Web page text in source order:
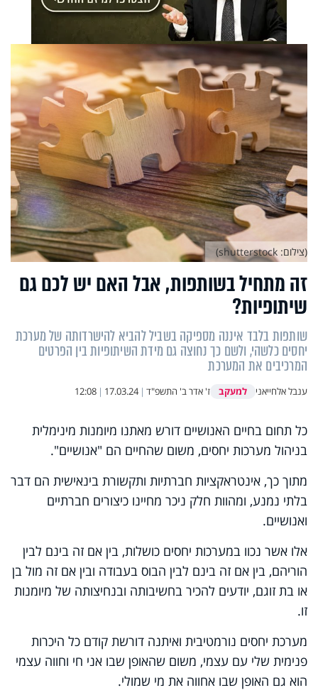
זה מתחיל בשותפות, אבל האם יש לכם גם
שיתופיות?
שותפות בלבד איננה מספיקה בשביל להביא להישרדותה של מערכת
יחסים כלשהי, ולשם כך נחוצה גם מידת השיתופיות בין הפרטים
המרכיבים את המערכת
ענבל אלחייאני למעקב ז' אדר ב' התשפ"ד |
17.03.24
|
12:08
(צילום: shutterstock)
כל תחום בחיים האנושיים דורש מאתנו מיומנות מינימלית
בניהול מערכות יחסים, משום שהחיים הם "אנושיים".
מתוך כך, אינטראקציות חברתיות ותקשורת בינאישית הם דבר
בלתי נמנע, ומהוות חלק ניכר מחיינו כיצורים חברתיים
ואנושיים.
אלו אשר נכוו במערכות יחסים כושלות, בין אם זה בינם לבין
הוריהם, בין אם זה בינם לבין הבוס בעבודה ובין אם זה מול בן
או בת זוגם, יודעים להכיר בחשיבותה ובנחיצותה של מיומנות
זו.
מערכת יחסים נורמטיבית ואיתנה דורשת קודם כל היכרות
פנימית שלי עם עצמי, משום שהאופן שבו אני חי וחווה עצמי
הוא גם האופן שבו אחווה את מי שמולי.